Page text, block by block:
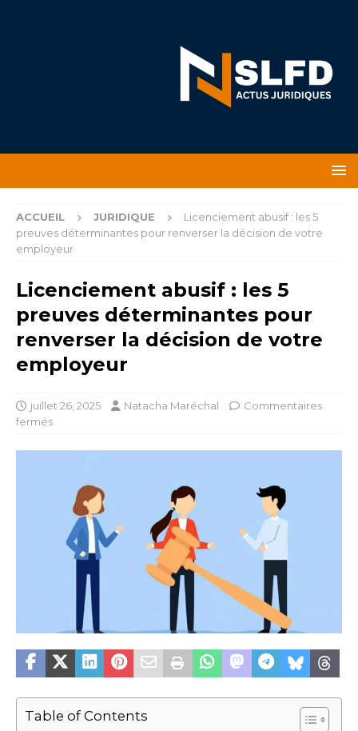
ACCUEIL JURIDIQUE
Licenciement abusif : les 5
preuves déterminantes pour renverser la décision de votre
employeur
Licenciement abusif : les 5
preuves déterminantes pour
renverser la décision de votre
employeur
juillet 26, 2025 Natacha Maréchal
Commentaires
fermés
Table of Contents